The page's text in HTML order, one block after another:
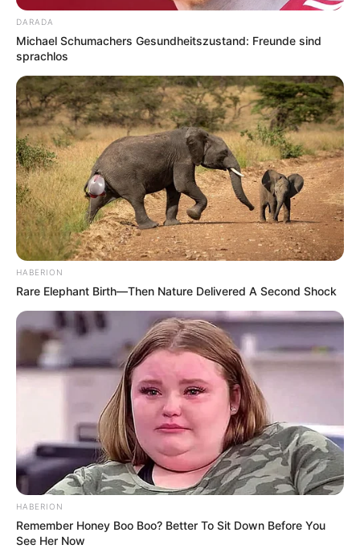
DARADA
Michael Schumachers Gesundheitszustand: Freunde sind
sprachlos
HABERION
Rare Elephant Birth—Then Nature Delivered A Second Shock
HABERION
Remember Honey Boo Boo? Better To Sit Down Before You
See Her Now